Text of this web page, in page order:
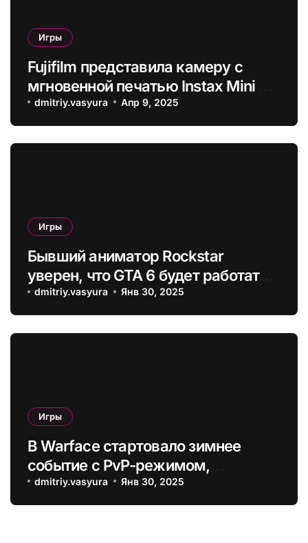
Игры
Fujifilm представила камеру с
мгновенной печатью Instax Mini 41
– она получила режим
макросъемки с коррекцией
параллакса
dmitriy.vasyura Апр 9, 2025
Игры
Бывший аниматор Rockstar
уверен, что GTA 6 будет работать в
30 FPS на консолях, а 60 FPS на PC
смогут выдать только видеокарты
следующего поколения
dmitriy.vasyura Янв 30, 2025
Игры
В Warface стартовало зимнее
событие с PvP-режимом,
спецоперациями и новым
оружием
dmitriy.vasyura Янв 30, 2025